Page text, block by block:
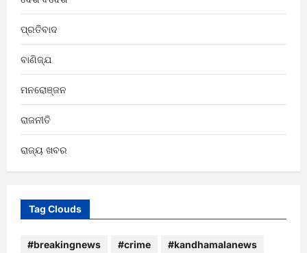
ପ୍ରତିବାଦ
ବାଣିଜ୍ଯ
ମନରୋଞ୍ଜନ
ରାଜନୀତି
ରାଜ୍ୟ ଖବର
Tag Clouds
#breakingnews #crime #kandhamalanews